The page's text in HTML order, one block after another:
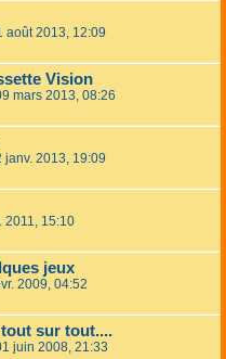
août 2013, 12:09
Vision
mars 2013, 08:26
janv. 2013, 19:09
2011, 15:10
jeux
2009, 04:52
sur tout....
juin 2008, 21:33